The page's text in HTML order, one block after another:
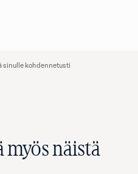
sinulle kohdennetusti
myös näistä